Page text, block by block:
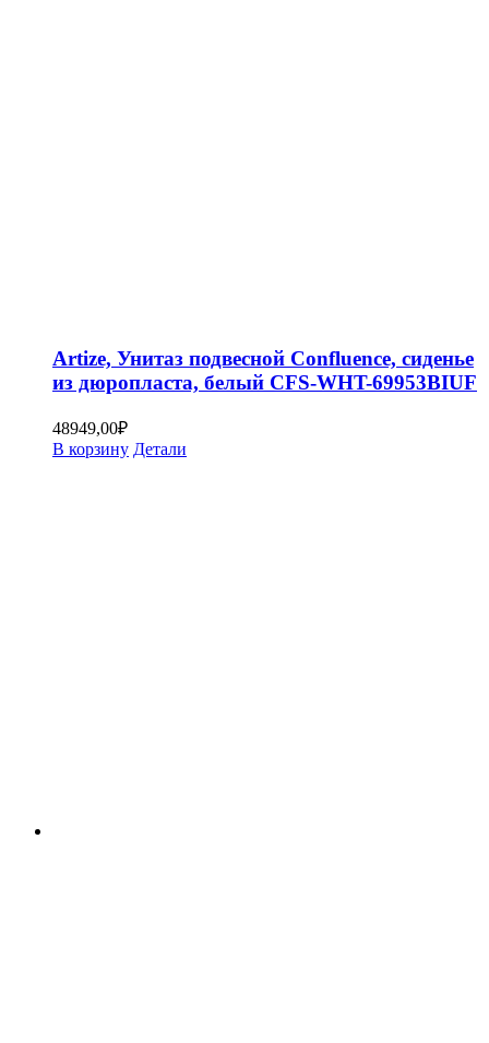
Artize, Унитаз подвесной Confluence, сиденье
из дюропласта, белый CFS-WHT-69953BIUF
48949,00₽
В корзину Детали